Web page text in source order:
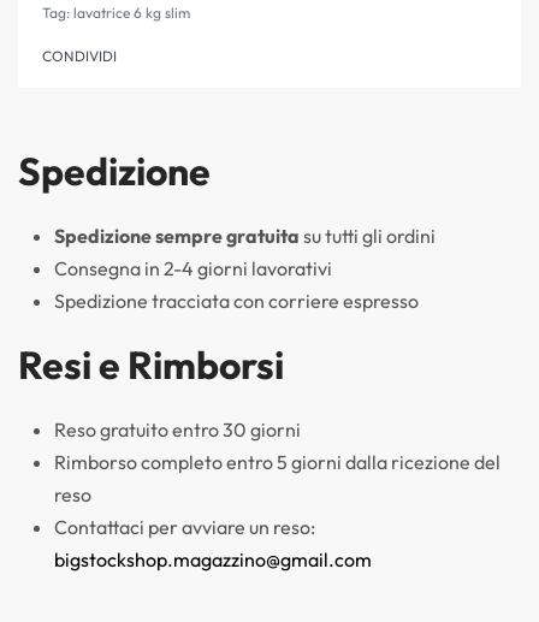
Tag: lavatrice 6 kg slim
CONDIVIDI
Spedizione
Spedizione sempre gratuita su tutti gli ordini
Consegna in 2-4 giorni lavorativi
Spedizione tracciata con corriere espresso
Resi e Rimborsi
Reso gratuito entro 30 giorni
Rimborso completo entro 5 giorni dalla ricezione del
reso
Contattaci per avviare un reso:
bigstockshop.magazzino@gmail.com